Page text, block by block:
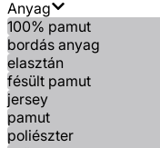
Anyag
100% pamut
bordás anyag
elasztán
fésült pamut
jersey
pamut
poliészter